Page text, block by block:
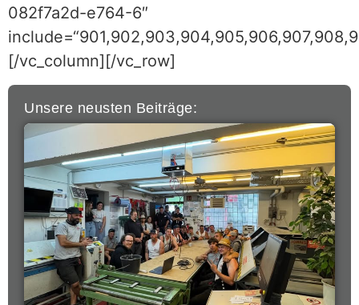
082f7a2d-e764-6″
[/vc_column][/vc_row]
Unsere neusten Beiträge: